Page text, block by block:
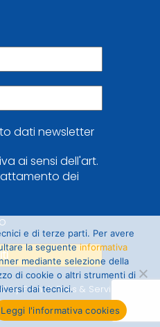
dati newsletter
ai sensi dell'art.
dei
French Fries & Service
e di terze parti. Per avere
la seguenteinformativa
mediante selezione della
di cookie o altri strumenti di
dai tecnici.
Leggi l'informativa cookies